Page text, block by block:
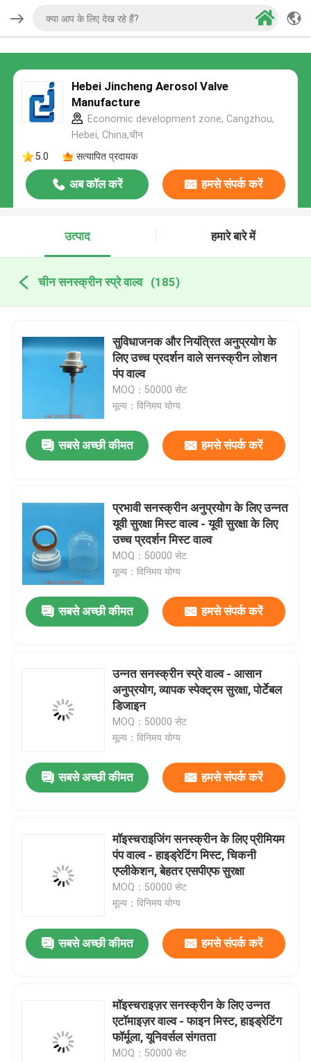
Hebei Jincheng Aerosol Valve
Manufacture
Economic development zone, Cangzhou,
Hebei, China,चीन
5.0
सत्यापित प्रदायक
अब कॉल करें हमसे संपर्क करें
उत्पाद हमारे बारे में
चीन सनस्क्रीन स्प्रे वाल्व (185)
सुविधाजनक और नियंत्रित अनुप्रयोग के
लिए उच्च प्रदर्शन वाले सनस्क्रीन लोशन
पंप वाल्व
MOQ：50000 सेट
मूल्य：विनिमय योग्य
सबसे अच्छी कीमत हमसे संपर्क करें
प्रभावी सनस्क्रीन अनुप्रयोग के लिए उन्नत
यूवी सुरक्षा मिस्ट वाल्व - यूवी सुरक्षा के लिए
उच्च प्रदर्शन मिस्ट वाल्व
MOQ：50000 सेट
मूल्य：विनिमय योग्य
सबसे अच्छी कीमत हमसे संपर्क करें
उन्नत सनस्क्रीन स्प्रे वाल्व - आसान
अनुप्रयोग, व्यापक स्पेक्ट्रम सुरक्षा, पोर्टेबल
डिजाइन
MOQ：50000 सेट
मूल्य：विनिमय योग्य
सबसे अच्छी कीमत हमसे संपर्क करें
मॉइस्चराइजिंग सनस्क्रीन के लिए प्रीमियम
पंप वाल्व - हाइड्रेटिंग मिस्ट, चिकनी
एप्लीकेशन, बेहतर एसपीएफ सुरक्षा
MOQ：50000 सेट
मूल्य：विनिमय योग्य
सबसे अच्छी कीमत हमसे संपर्क करें
मॉइस्चराइज़र सनस्क्रीन के लिए उन्नत
एटॉमाइज़र वाल्व - फाइन मिस्ट, हाइड्रेटिंग
फॉर्मूला, यूनिवर्सल संगतता
MOQ：50000 सेट